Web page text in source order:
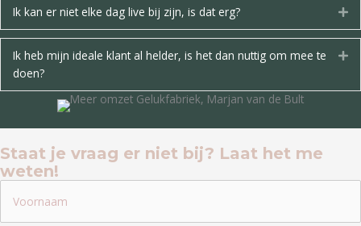
Ik kan er niet elke dag live bij zijn, is dat erg?
Ik heb mijn ideale klant al helder, is het dan nuttig om mee te
doen?
Staat je vraag er niet bij? Laat het me
weten!